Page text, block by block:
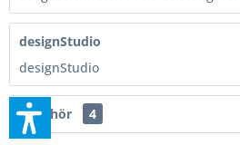
designStudio
designStudio
Zubehör 4